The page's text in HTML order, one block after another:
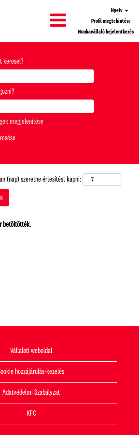
Nyelv
Profil megtekintése
Munkavállaló bejelentkezés
keresel?
megjelenítése
(nap) szeretne értesítést kapni:
betöltötték.
Vállalati weboldal
hozzájárulás-kezelés
Adatvédelmi Szabályzat
KFC